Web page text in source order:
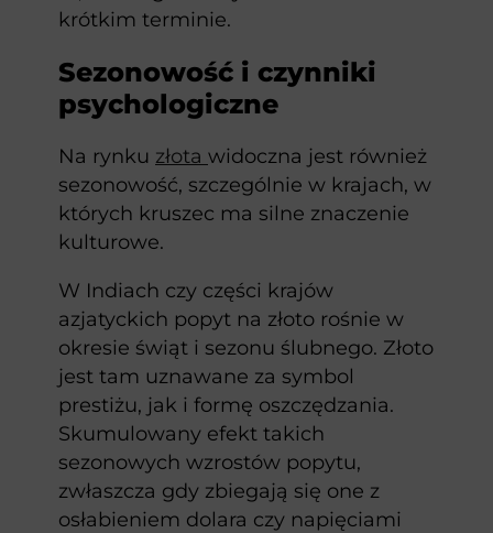
krótkim terminie.
Sezonowość i czynniki
psychologiczne
Na rynku złota widoczna jest również
sezonowość, szczególnie w krajach, w
których kruszec ma silne znaczenie
kulturowe.
W Indiach czy części krajów
azjatyckich popyt na złoto rośnie w
okresie świąt i sezonu ślubnego. Złoto
jest tam uznawane za symbol
prestiżu, jak i formę oszczędzania.
Skumulowany efekt takich
sezonowych wzrostów popytu,
zwłaszcza gdy zbiegają się one z
osłabieniem dolara czy napięciami